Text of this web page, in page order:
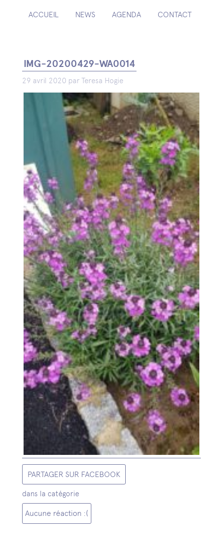
ACCUEIL NEWS AGENDA CONTACT
IMG-20200429-WA0014
29 avril 2020 par Teresa Hogie
PARTAGER SUR FACEBOOK
dans la catégorie
Aucune réaction :(